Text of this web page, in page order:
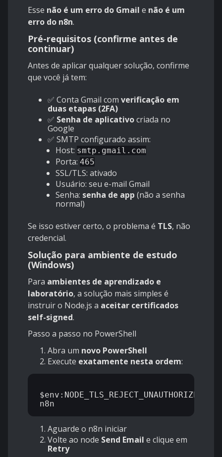
Esse não é um erro do Gmail e não é um
erro do n8n.
Pré-requisitos (confirme antes de
continuar)
Antes de aplicar qualquer solução, confirme
que você já tem:
✅ Conta Gmail com verificação em
duas etapas (2FA)
✅ Senha de aplicativocriada no
Google
✅ SMTP configurado assim:
Host: smtp.gmail.com
Porta: 465
SSL/TLS: ativado
Usuário: seu e-mail Gmail
Senha: senha de app (não a senha
normal)
Se isso estiver certo, o problema é TLS, não
credencial.
Solução para ambiente de estudo
(Windows)
Para ambientes de aprendizado e
laboratório, a solução mais simples é
instruir o Node.js a aceitar certificados
self-signed.
Passo a passo no PowerShell
Abra um novo PowerShell
Execute exatamente nesta ordem:
Aguarde o n8n iniciar
Volte ao node Send Email e clique em
Retry